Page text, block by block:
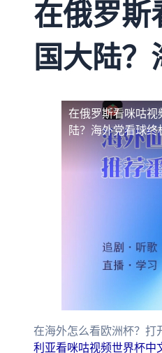
在俄罗斯
国大陆？
在俄罗斯看咪咕视
陆？海外党看球
在海外怎么看欧洲杯？打
利亚看咪咕视频世界杯中